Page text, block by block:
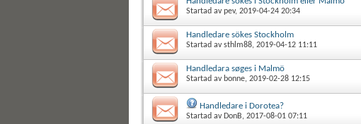
Startad avpev, 2019-04-24 20:34
Handledare sökes Stockholm
Startad avsthlm88, 2019-04-12 11:11
Handledara søges i Malmö
Startad av bonne, 2019-02-28 12:15
Handledare i Dorotea?
Startad av DonB, 2017-08-01 07:11